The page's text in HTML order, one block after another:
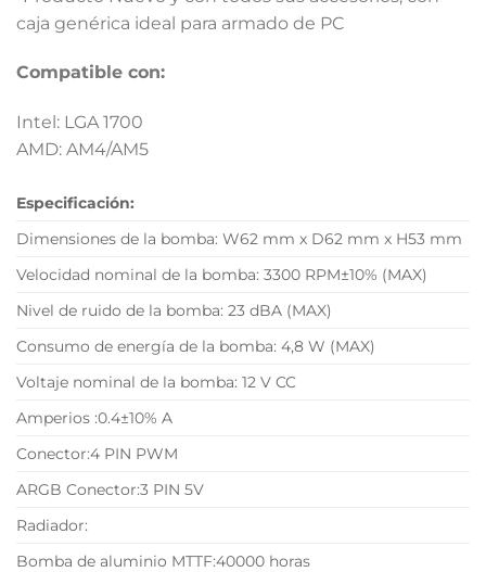
caja genérica ideal para armado de PC
Compatible con:
Intel: LGA 1700
AMD: AM4/AM5
Especificación:
Dimensiones de la bomba: W62 mm x D62 mm x H53 mm
Velocidad nominal de la bomba: 3300 RPM±10% (MAX)
Nivel de ruido de la bomba: 23 dBA (MAX)
Consumo de energía de la bomba: 4,8 W (MAX)
Voltaje nominal de la bomba: 12 V CC
Amperios :0.4±10% A
Conector:4 PIN PWM
ARGB Conector:3 PIN 5V
Radiador:
Bomba de aluminio MTTF:40000 horas